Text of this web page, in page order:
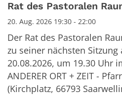
Rat des Pastoralen
20. Aug. 2026 19:30 - 22:00
Der Rat des Pastoralen
zu seiner nächsten
20.08.2026, um 19.30 Uhr
ANDERER ORT + ZEIT -
(Kirchplatz, 66793